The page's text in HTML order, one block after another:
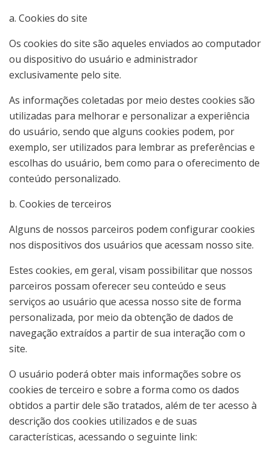
a. Cookies do site
Os cookies do site são aqueles enviados ao computador
ou dispositivo do usuário e administrador
exclusivamente pelo site.
As informações coletadas por meio destes cookies são
utilizadas para melhorar e personalizar a experiência
do usuário, sendo que alguns cookies podem, por
exemplo, ser utilizados para lembrar as preferências e
escolhas do usuário, bem como para o oferecimento de
conteúdo personalizado.
b. Cookies de terceiros
Alguns de nossos parceiros podem configurar cookies
nos dispositivos dos usuários que acessam nosso site.
Estes cookies, em geral, visam possibilitar que nossos
parceiros possam oferecer seu conteúdo e seus
serviços ao usuário que acessa nosso site de forma
personalizada, por meio da obtenção de dados de
navegação extraídos a partir de sua interação com o
site.
O usuário poderá obter mais informações sobre os
cookies de terceiro e sobre a forma como os dados
obtidos a partir dele são tratados, além de ter acesso à
descrição dos cookies utilizados e de suas
características, acessando o seguinte link: